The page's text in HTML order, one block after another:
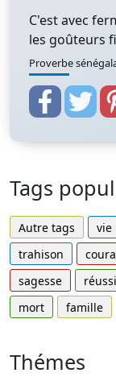
C'est avec
les goûteurs
Proverbe
Tags
Autre tags vie
trahison
sagesse
mort
famille
Thémes